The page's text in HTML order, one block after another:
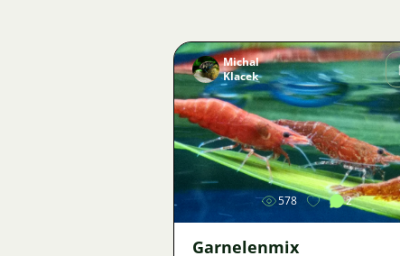
Bild
Michal
Klacek
578 2
Garnelenmix